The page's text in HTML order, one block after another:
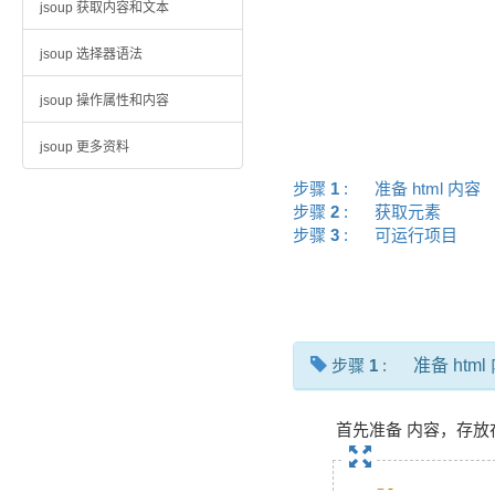
jsoup 获取内容和文本
jsoup 选择器语法
jsoup 操作属性和内容
jsoup 更多资料
步骤 1 :
准备 html 内容
步骤 2 :
获取元素
步骤 3 : 可运行项目
步骤 1 : 准备 html
首先准备 内容，存